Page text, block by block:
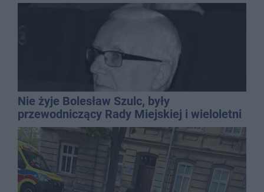
Nie żyje Bolesław Szulc, były
przewodniczący Rady Miejskiej i wieloletni
dyrektor SP 14